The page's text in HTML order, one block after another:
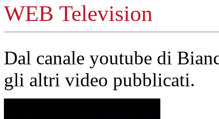
WEB Television
Dal canale youtube di
gli altri video pubblicati.